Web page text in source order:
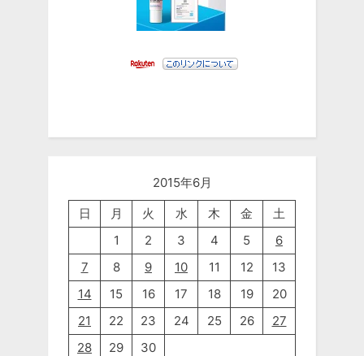
2015年6月
日
月 火 水 木 金
土
1
2 3 4 5
6
7
8 9 10 11 12
13
14
15 16 17 18 19
20
21
22 23 24 25 26
27
28
29
30